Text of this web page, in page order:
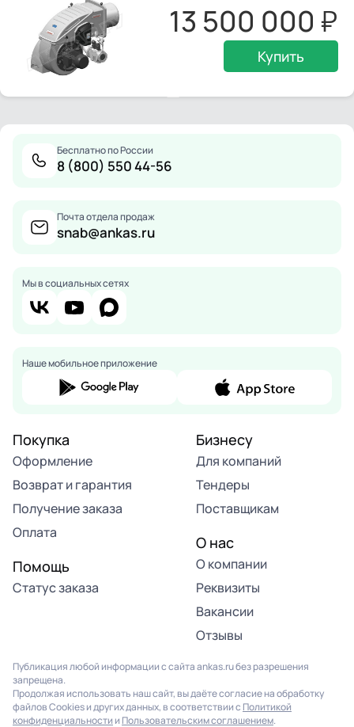
13 500 000
Купить
Бесплатно по России
8 (800) 550 44-56
Почта отдела продаж
snab@ankas.ru
Мы в социальных сетях
Наше мобильное приложение
Покупка
Оформление
Возврат и гарантия
Получение заказа
Оплата
Помощь
Статус заказа
Бизнесу
Для компаний
Тендеры
Поставщикам
О нас
О компании
Реквизиты
Вакансии
Отзывы
Публикация любой информации с сайта ankas.ru без разрешения
запрещена.
Продолжая использовать наш сайт, вы даёте согласие на обработку
файлов Cookies и других данных, в соответствии с Политикой
конфиденциальности и Пользовательским соглашением.